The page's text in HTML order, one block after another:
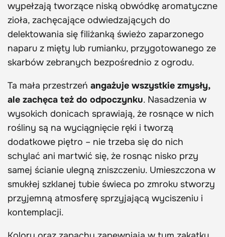
wypełzają tworzące niską obwódkę aromatyczne
zioła, zachęcające odwiedzających do
delektowania się filiżanką świeżo zaparzonego
naparu z mięty lub rumianku, przygotowanego ze
skarbów zebranych bezpośrednio z ogrodu.
Ta mała przestrzeń angażuje wszystkie zmysły,
ale zachęca też do odpoczynku. Nasadzenia w
wysokich donicach sprawiają, że rosnące w nich
rośliny są na wyciągnięcie ręki i tworzą
dodatkowe piętro – nie trzeba się do nich
schylać ani martwić się, że rosnąc nisko przy
samej ścianie ulegną zniszczeniu. Umieszczona w
smukłej szklanej tubie świeca po zmroku stworzy
przyjemną atmosferę sprzyjającą wyciszeniu i
kontemplacji.